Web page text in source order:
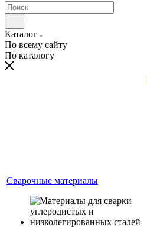
Каталог
По всему сайту
По каталогу
Сварочные материалы